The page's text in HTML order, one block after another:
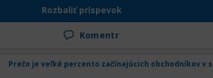
Rozbaliť príspevok
Komentr
Prečo je veľké percento začínajúcich obchodníkov v